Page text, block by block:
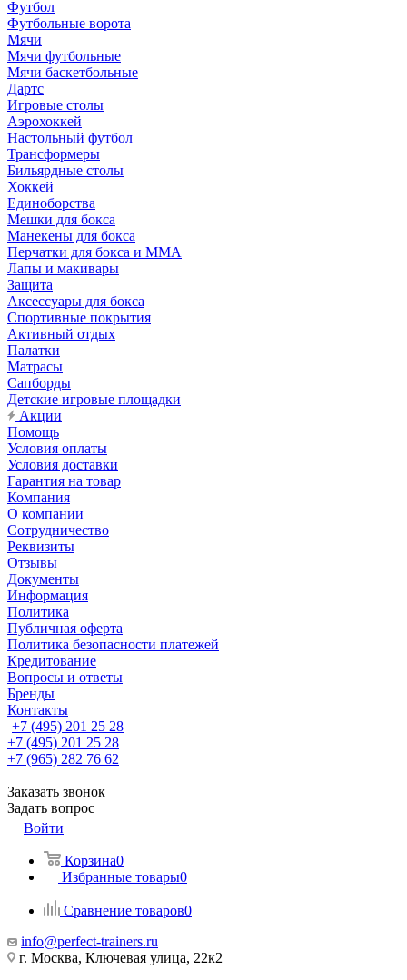
Футбол
Футбольные ворота
Мячи
Мячи футбольные
Мячи баскетбольные
Дартс
Игровые столы
Аэрохоккей
Настольный футбол
Трансформеры
Бильярдные столы
Хоккей
Единоборства
Мешки для бокса
Манекены для бокса
Перчатки для бокса и MMA
Лапы и макивары
Защита
Аксессуары для бокса
Спортивные покрытия
Активный отдых
Палатки
Матрасы
Сапборды
Детские игровые площадки
Акции
Помощь
Условия оплаты
Условия доставки
Гарантия на товар
Компания
О компании
Сотрудничество
Реквизиты
Отзывы
Документы
Информация
Политика
Публичная оферта
Политика безопасности платежей
Кредитование
Вопросы и ответы
Бренды
Контакты
+7 (495) 201 25 28
+7 (495) 201 25 28
+7 (965) 282 76 62
Заказать звонок
Задать вопрос
Войти
Корзина0
Избранные товары0
Сравнение товаров0
info@perfect-trainers.ru
г. Москва, Ключевая улица, 22к2